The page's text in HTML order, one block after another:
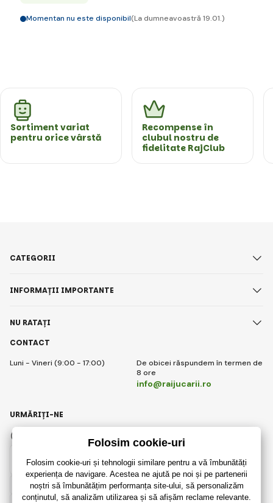
Momentan nu este disponibil(La dumneavoastră 19.01.)
Sortiment variat
pentru orice vârstă
Recompense în
clubul nostru de
fidelitate RajClub
CONTACT
Luni - Vineri (9:00 - 17:00)
De obicei răspundem în termen de
8 ore
info@raijucarii.ro
CATEGORII
INFORMAȚII IMPORTANTE
NU RATAȚI
Romanian
URMĂRIȚI-NE
Instagram